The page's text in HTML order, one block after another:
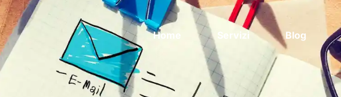
Home Servizi Blog